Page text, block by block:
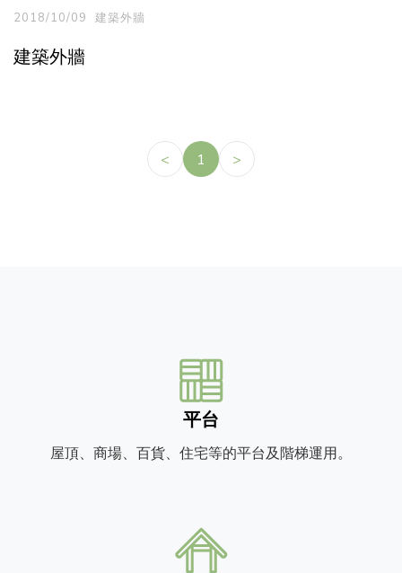
2018/10/09 建築外牆
建築外牆
< 1 >
平台
屋頂、商場、百貨、住宅等的平台及階梯運用。